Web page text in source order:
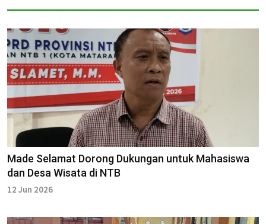
Made Selamat Dorong Dukungan untuk Mahasiswa
dan Desa Wisata di NTB
12 Jun 2026